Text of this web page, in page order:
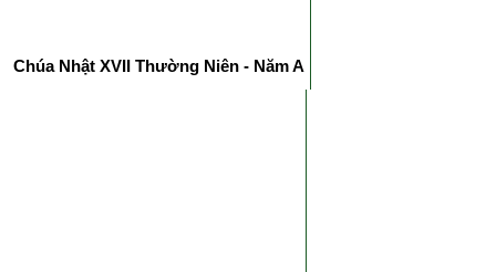
Chúa Nhật XVII Thường Niên - Năm A